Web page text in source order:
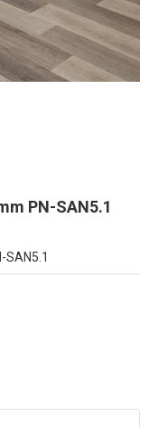
PN-SAN5.1
SAN5.1